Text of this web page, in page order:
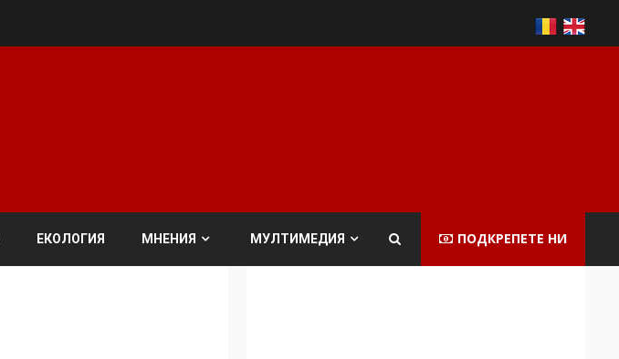
ЕКОЛОГИЯ МНЕНИЯ МУЛТИМЕДИЯ ПОДКРЕПЕТЕ НИ